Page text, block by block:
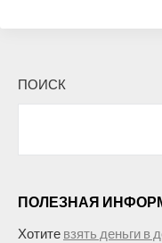
ПОИСК
ПОЛЕЗНАЯ
Хотите взять деньги в